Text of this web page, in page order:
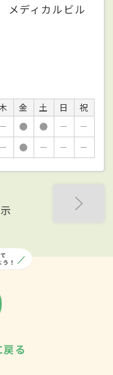
ディカルビル
金 土 日
祝
－ ● ● －
－
－ ● － － －
る